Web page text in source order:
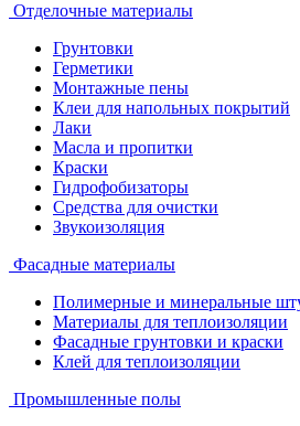
Отделочные материалы
Грунтовки
Герметики
Монтажные пены
Клеи для напольных покрытий
Лаки
Масла и пропитки
Краски
Гидрофобизаторы
Средства для очистки
Звукоизоляция
Фасадные материалы
Полимерные и минеральные
Материалы для теплоизоляции
Фасадные грунтовки и краски
Клей для теплоизоляции
Промышленные полы